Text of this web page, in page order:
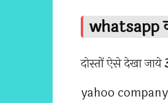
whatsapp
दोस्तों ऐसे देखा जाये
yahoo